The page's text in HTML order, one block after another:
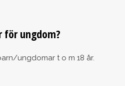
för ungdom?
ungdomar t o m 18 år.